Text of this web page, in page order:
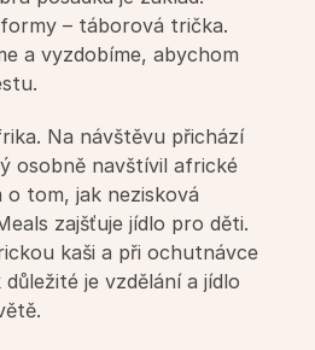
– táborová trička.
a vyzdobíme, abychom
Na návštěvu přichází
osobně navštívil africké
tom, jak nezisková
zajšťuje jídlo pro děti.
kaši a při ochutnávce
je vzdělání a jídlo